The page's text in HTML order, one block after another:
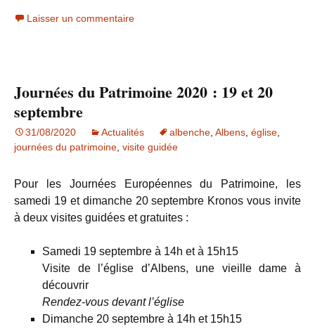
Laisser un commentaire
Journées du Patrimoine 2020 : 19 et 20
septembre
31/08/2020 Actualités albenche Albens église
journées du patrimoine visite guidée
Pour les Journées Européennes du Patrimoine, les
samedi 19 et dimanche 20 septembre Kronos vous invite
à deux visites guidées et gratuites :
Samedi 19 septembre à 14h et à 15h15
Visite de l’église d’Albens, une vieille dame à
découvrir
Rendez-vous devant l’église
Dimanche 20 septembre à 14h et 15h15